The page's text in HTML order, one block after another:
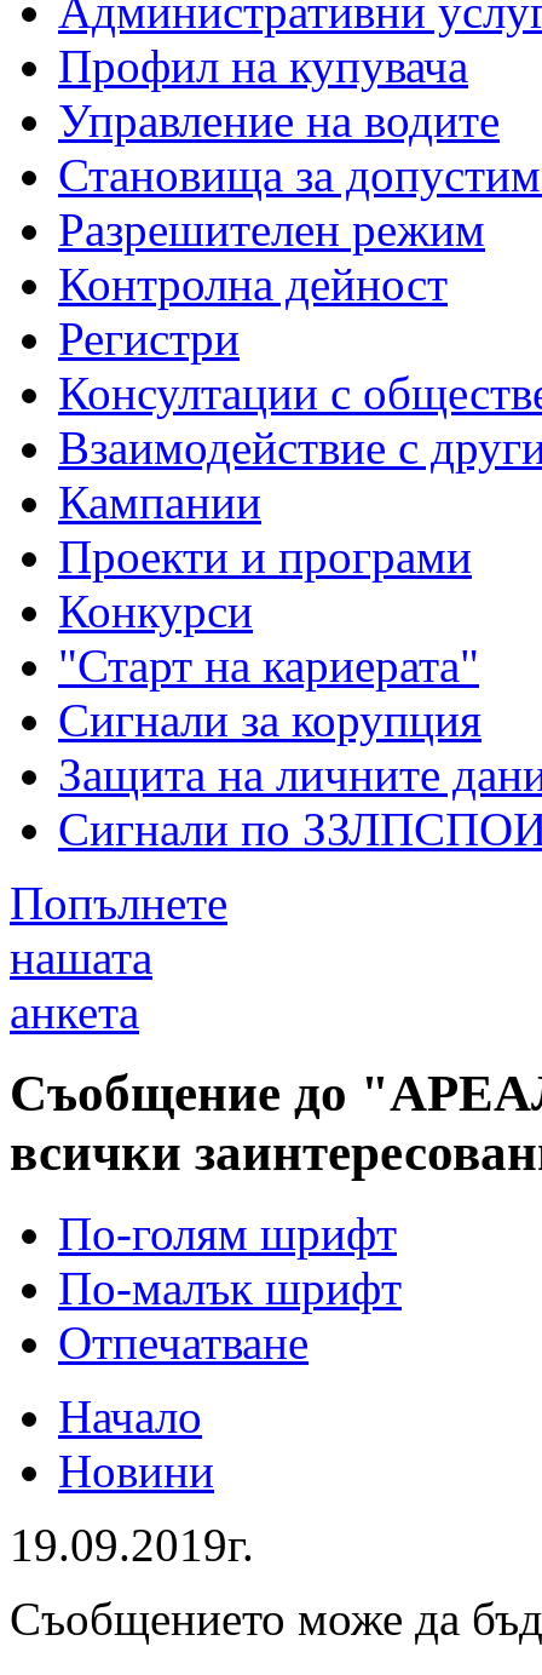
Административни
Профил на купувача
Управление на водите
Становища за
Разрешителен режим
Контролна дейност
Регистри
Консултации с
Взаимодействие с
Кампании
Проекти и програми
Конкурси
"Старт на кариерата"
Сигнали за корупция
Защита на личните
Сигнали по
Попълнете
нашата
анкета
Съобщение до
всички
По-голям шрифт
По-малък шрифт
Отпечатване
Начало
Новини
19.09.2019г.
Съобщението може да